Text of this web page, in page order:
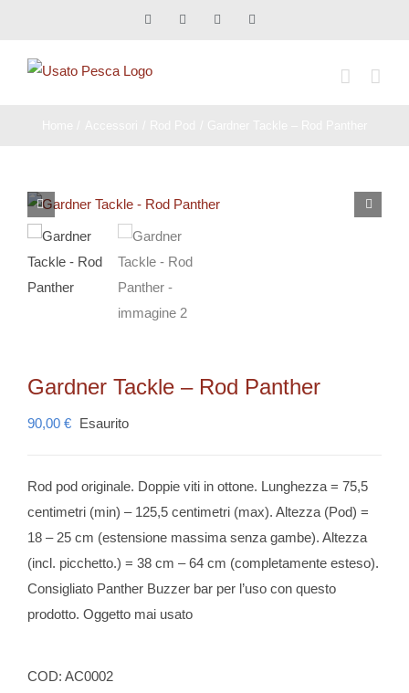
contenuto
Facebook Instagram
Gardner Tackle – Rod Panther
90,00 € Esaurito
Rod pod originale. Doppie viti in ottone. Lunghezza = 75,5
centimetri (min) – 125,5 centimetri (max). Altezza (Pod) =
18 – 25 cm (estensione massima senza gambe). Altezza
(incl. picchetto.) = 38 cm – 64 cm (completamente esteso).
Consigliato Panther Buzzer bar per l’uso con questo
prodotto. Oggetto mai usato
COD: AC0002